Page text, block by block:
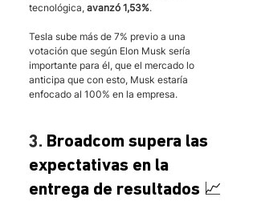
tecnológica, avanzó 1,53%.
Tesla sube más de 7% previo a una
votación que según Elon Musk sería
importante para él, que el mercado lo
anticipa que con esto, Musk estaría
enfocado al 100% en la empresa.
3. ​ Broadcom supera las
expectativas en la
entrega de resultados 📈